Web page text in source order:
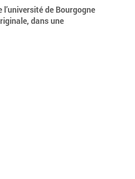
de Bourgogne
dans une